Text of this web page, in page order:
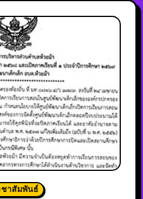
ชาสัมพันธ์